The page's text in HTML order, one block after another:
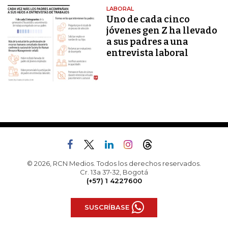
LABORAL
Uno de cada cinco
jóvenes gen Z ha llevado
a sus padres a una
entrevista laboral
© 2026, RCN Medios. Todos los derechos reservados.
Cr. 13a 37-32, Bogotá
(+57) 1 4227600
SUSCRÍBASE